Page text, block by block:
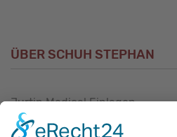
ÜBER SCHUH STEPHAN
Jurtin Medical Einlagen
Unsere Philosophie